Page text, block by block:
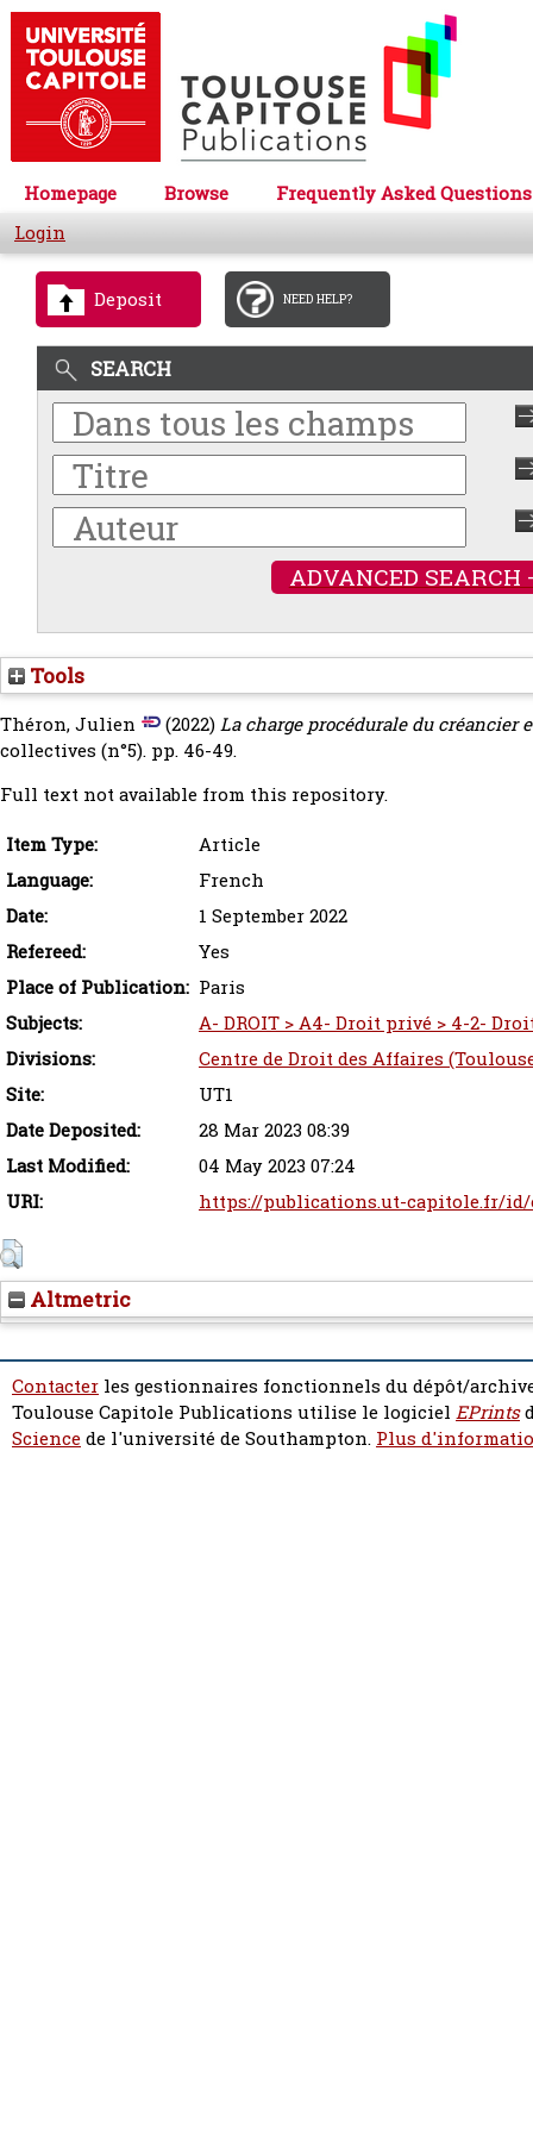
Homepage Browse
Frequently Asked Questions
Login
Deposit NEED HELP?
SEARCH
ADVANCED SEARCH
Tools
Théron, Julien (2022)La charge procédurale du créancier
collectives (n°5). pp. 46-49.
Full text not available from this repository.
Item Type:
Article
Language:
French
Date:
1 September 2022
Refereed:
Yes
Place of Publication: Paris
Subjects:
A- DROIT > A4- Droit privé > 4-2-
Divisions:
Centre de Droit des Affaires
Site:
UT1
Date Deposited:
28 Mar 2023 08:39
Last Modified:
04 May 2023 07:24
URI:
https://publications.ut-capitole.fr/
Altmetric
Contacter les gestionnaires fonctionnels du dépôt/
Toulouse Capitole Publications utilise le logiciel EPrints
Sciencede l'université de Southampton. Plus